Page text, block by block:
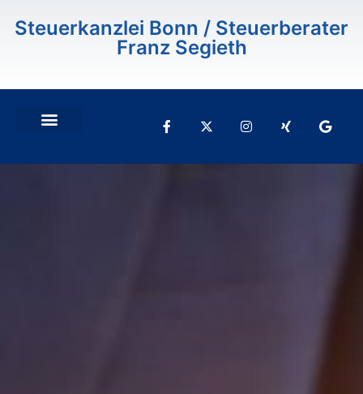
springen
Steuerkanzlei Bonn / Steuerberater
Franz Segieth